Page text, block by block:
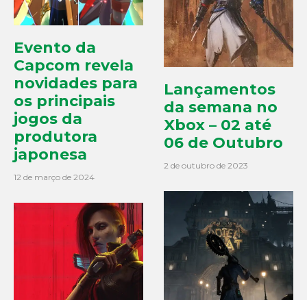
Evento da
Capcom revela
novidades para
os principais
jogos da
produtora
japonesa
12 de março de 2024
Lançamentos
da semana no
Xbox – 02 até
06 de Outubro
2 de outubro de 2023